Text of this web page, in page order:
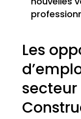
Les
secteur